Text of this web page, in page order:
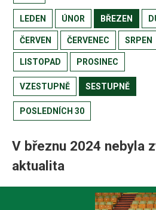
LEDEN ÚNOR BŘEZEN
ČERVEN ČERVENEC SRPEN
LISTOPAD PROSINEC
VZESTUPNĚ SESTUPNĚ
POSLEDNÍCH 30
V březnu 2024 nebyla
aktualita